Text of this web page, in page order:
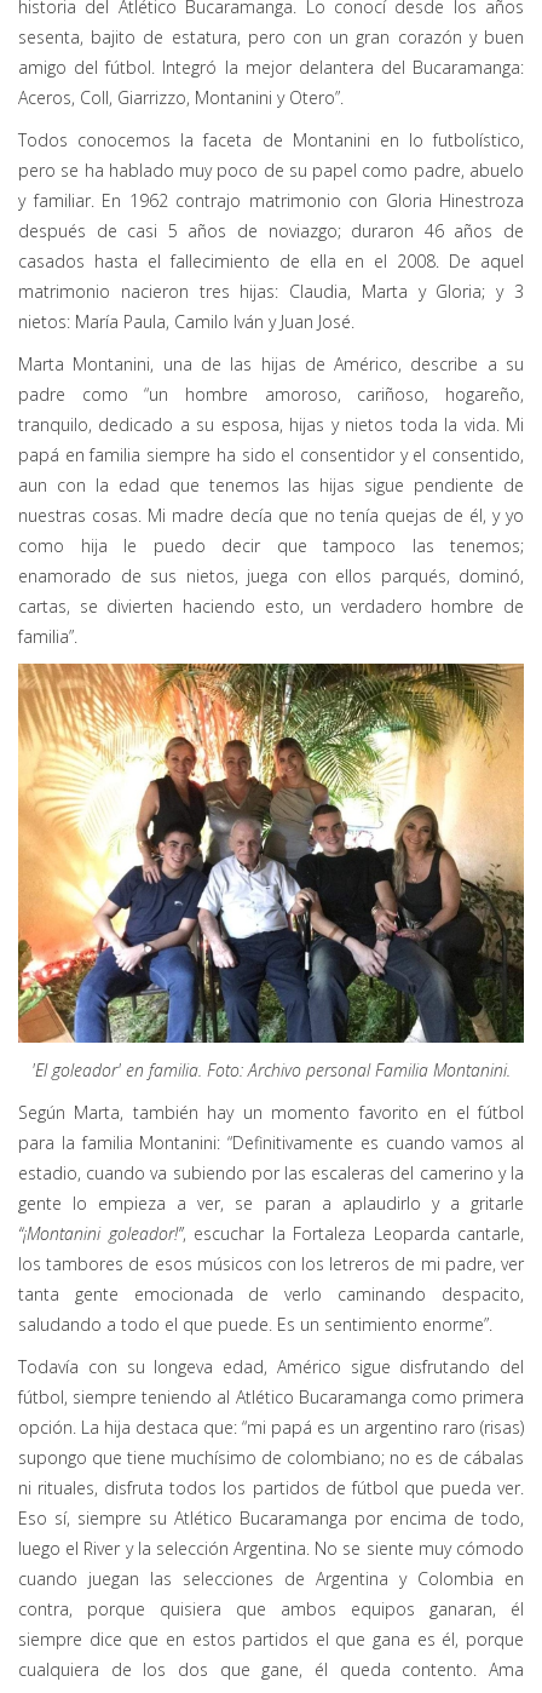
historia del Atlético Bucaramanga. Lo conocí desde los años
sesenta, bajito de estatura, pero con un gran corazón y buen
amigo del fútbol. Integró la mejor delantera del Bucaramanga:
Aceros, Coll, Giarrizzo, Montanini y Otero”.
Todos conocemos la faceta de Montanini en lo futbolístico,
pero se ha hablado muy poco de su papel como padre, abuelo
y familiar. En 1962 contrajo matrimonio con Gloria Hinestroza
después de casi 5 años de noviazgo; duraron 46 años de
casados hasta el fallecimiento de ella en el 2008. De aquel
matrimonio nacieron tres hijas: Claudia, Marta y Gloria; y 3
nietos: María Paula, Camilo Iván y Juan José.
Marta Montanini, una de las hijas de Américo, describe a su
padre como “un hombre amoroso, cariñoso, hogareño,
tranquilo, dedicado a su esposa, hijas y nietos toda la vida. Mi
papá en familia siempre ha sido el consentidor y el consentido,
aun con la edad que tenemos las hijas sigue pendiente de
nuestras cosas. Mi madre decía que no tenía quejas de él, y yo
como hija le puedo decir que tampoco las tenemos;
enamorado de sus nietos, juega con ellos parqués, dominó,
cartas, se divierten haciendo esto, un verdadero hombre de
familia”.
'El goleador' en familia. Foto:Archivo personal Familia Montanini.
Según Marta, también hay un momento favorito en el fútbol
para la familia Montanini: “Definitivamente es cuando vamos al
estadio, cuando va subiendo por las escaleras del camerino y la
gente lo empieza a ver, se paran a aplaudirlo y a gritarle
“¡Montanini goleador!”, escuchar la Fortaleza Leoparda cantarle,
los tambores de esos músicos con los letreros de mi padre, ver
tanta gente emocionada de verlo caminando despacito,
saludando a todo el que puede. Es un sentimiento enorme”.
Todavía con su longeva edad, Américo sigue disfrutando del
fútbol, siempre teniendo al Atlético Bucaramanga como primera
opción. La hija destaca que: “mi papá es un argentino raro (risas)
supongo que tiene muchísimo de colombiano; no es de cábalas
ni rituales, disfruta todos los partidos de fútbol que pueda ver.
Eso sí, siempre su Atlético Bucaramanga por encima de todo,
luego el River y la selección Argentina. No se siente muy cómodo
cuando juegan las selecciones de Argentina y Colombia en
contra, porque quisiera que ambos equipos ganaran, él
siempre dice que en estos partidos el que gana es él, porque
cualquiera de los dos que gane, él queda contento. Ama